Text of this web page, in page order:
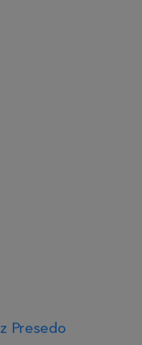
Presedo